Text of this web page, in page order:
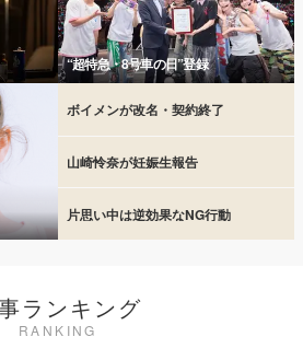
“超特急・8号車の日”登録
ボイメンが改名・契約終了
山崎怜奈が妊娠生報告
片思い中は逆効果なNG行動
ランキング
RANKING